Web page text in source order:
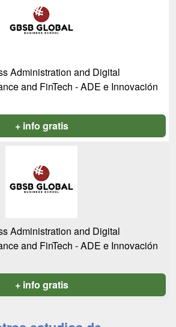
Administration and Digital
and FinTech - ADE e Innovación
+ info gratis
Administration and Digital
and FinTech - ADE e Innovación
+ info gratis